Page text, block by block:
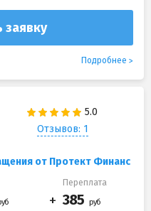
Подробнее
Отзывов: 1
от Протект Финанс
Переплата